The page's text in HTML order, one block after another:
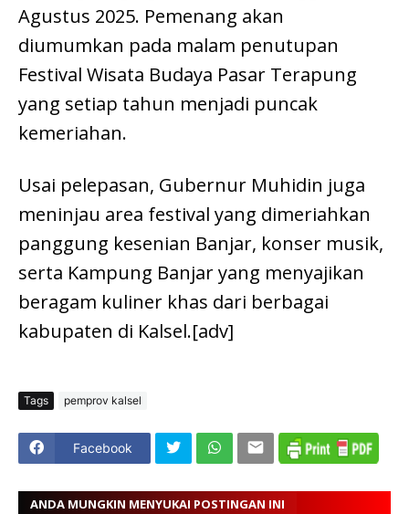
Agustus 2025. Pemenang akan
diumumkan pada malam penutupan
Festival Wisata Budaya Pasar Terapung
yang setiap tahun menjadi puncak
kemeriahan.
Usai pelepasan, Gubernur Muhidin juga
meninjau area festival yang dimeriahkan
panggung kesenian Banjar, konser musik,
serta Kampung Banjar yang menyajikan
beragam kuliner khas dari berbagai
kabupaten di Kalsel.[adv]
Tags pemprov kalsel
Facebook
ANDA MUNGKIN MENYUKAI POSTINGAN INI